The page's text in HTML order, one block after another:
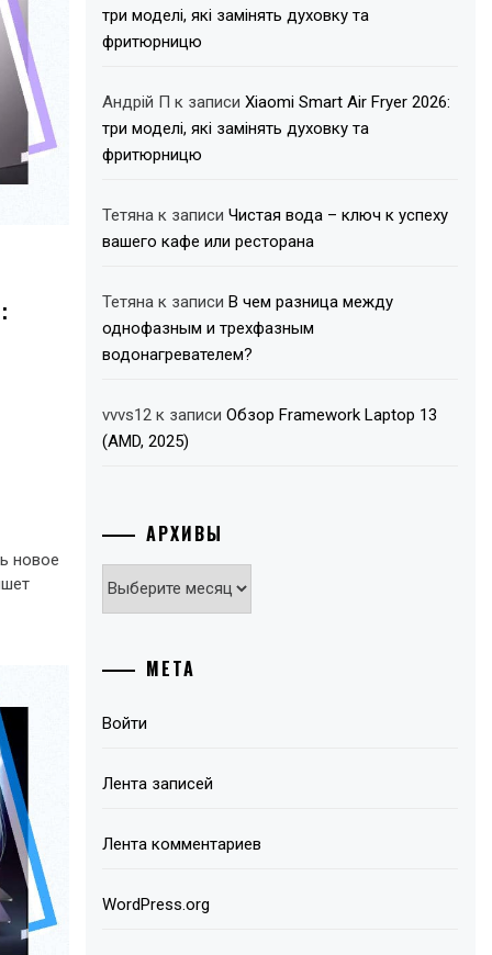
новое
три моделі, які замінять духовку та
фритюрницю
Андрій П к записиXiaomi Smart Air Fryer 2026:
три моделі, які замінять духовку та
фритюрницю
Тетяна к записиЧистая вода – ключ к успеху
вашего кафе или ресторана
Тетяна к записиВ чем разница между
однофазным и трехфазным
водонагревателем?
vvvs12 к записиОбзор Framework Laptop 13
(AMD, 2025)
АРХИВЫ
Архивы
МЕТА
Войти
Лента записей
Лента комментариев
WordPress.org